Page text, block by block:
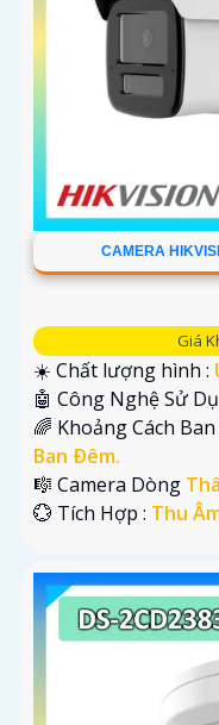
CAMERA
Giá
☀️ Chất lượng hình :
🤖️ Công Nghệ Sử
🌈 Khoảng Cách
Ban Ðêm.
🎼️ Camera Dòng
️💮 Tích Hợp : Thu